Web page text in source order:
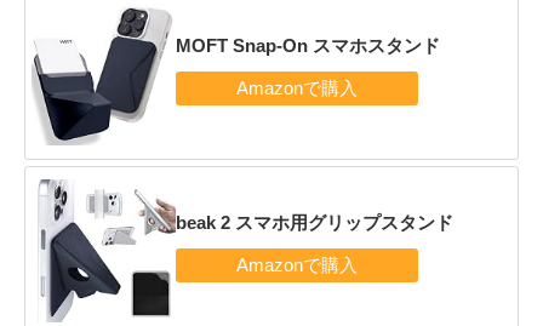
MOFT Snap-On スマホスタンド
beak 2 スマホ用グリップスタンド